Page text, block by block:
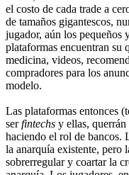
el costo de cada trade a
de tamaños gigantescos,
jugador, aún los pequeños
plataformas encuentran su
medicina, videos,
compradores para los
modelo.
Las plataformas entonces
serfintechs y ellas,
haciendo el rol de bancos.
la anarquía existente, pero
sobrerregular y coartar la